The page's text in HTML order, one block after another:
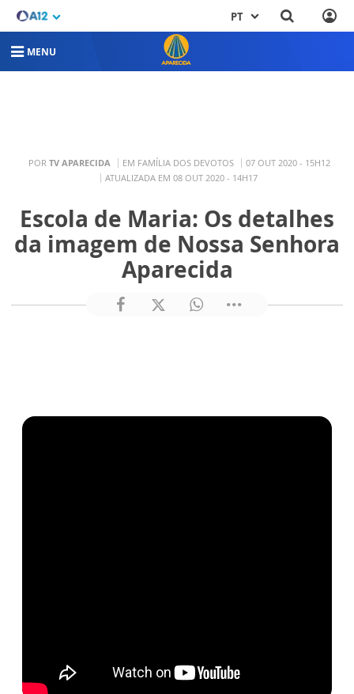
PT
MENU
POR TV APARECIDA EM FAMÍLIA DOS DEVOTOS
07 OUT 2020 - 15H12
ATUALIZADA EM 08 OUT 2020 - 14H17
Escola de Maria: Os detalhes
da imagem de Nossa Senhora
Aparecida